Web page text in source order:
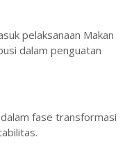
pelaksanaan Makan
dalam penguatan
fase transformasi